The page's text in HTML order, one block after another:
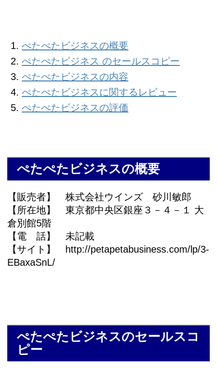
ぺたぺたビジネスの概要
ぺたぺたビジネス のセールスコピー
ぺたぺたビジネスの内容
ぺたぺたビジネスに関するレビュー
ぺたぺたビジネスの評価
ぺたぺたビジネスの概要
【販売者】 株式会社ウインズ 砂川敏郎
【所在地】 東京都中央区銀座３－４－１ 大
倉別館5階
【電 話】 未記載
【サイト】 http://petapetabusiness.com/lp/3-
EBaxaSnL/
ぺたぺたビジネスのセールスコ
ピー